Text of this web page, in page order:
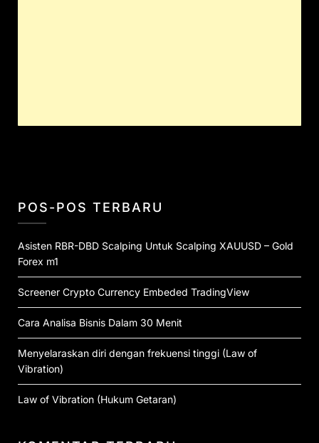
POS-POS TERBARU
Asisten RBR-DBD Scalping Untuk Scalping XAUUSD – Gold
Forex m1
Screener Crypto Currency Embeded TradingView
Cara Analisa Bisnis Dalam 30 Menit
Menyelaraskan diri dengan frekuensi tinggi (Law of
Vibration)
Law of Vibration (Hukum Getaran)